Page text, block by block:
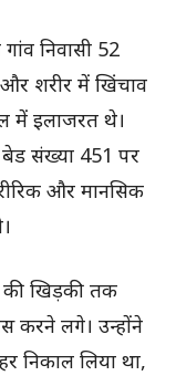
निवासी 52
शरीर में खिंचाव
में इलाजरत थे।
बेड संख्या 451 पर
और मानसिक
की खिड़की तक
करने लगे। उन्होंने
निकाल लिया था,